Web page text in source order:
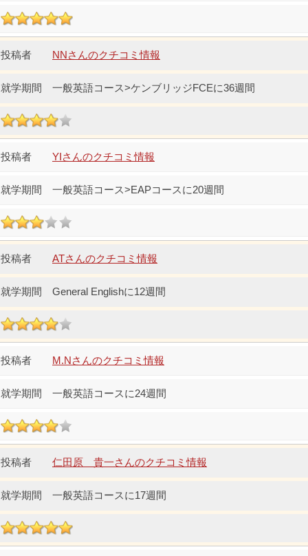
NNさんのクチコミ情報
一般英語コース>ケンブリッジFCEに36週間
YIさんのクチコミ情報
一般英語コース>EAPコースに20週間
ATさんのクチコミ情報
General Englishに12週間
M.Nさんのクチコミ情報
一般英語コースに24週間
仁田原 貴一さんのクチコミ情報
一般英語コースに17週間